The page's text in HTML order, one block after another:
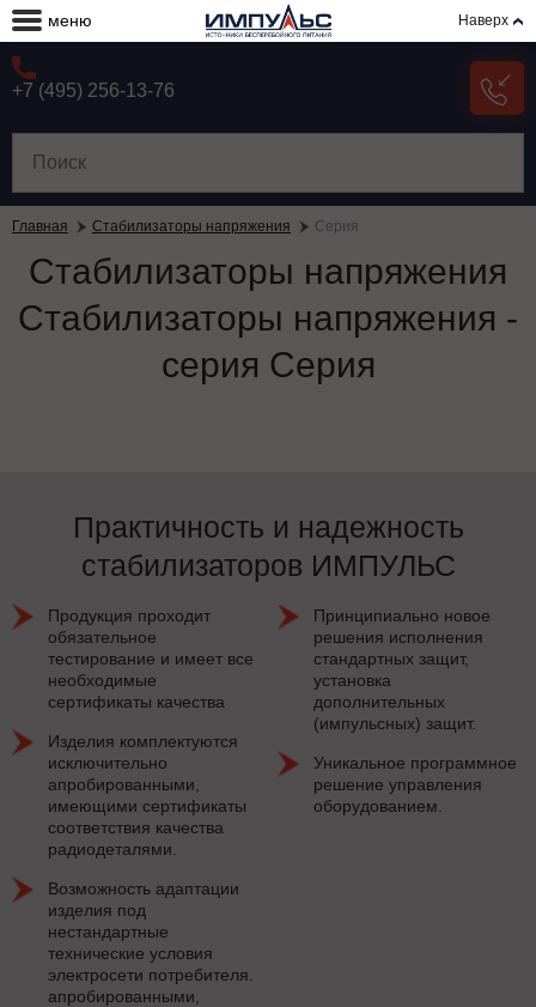
меню Наверх
+7 (495) 256-13-76
Главная Стабилизаторы напряжения Серия
Стабилизаторы напряжения
Стабилизаторы напряжения -
серия Серия
Практичность и надежность
стабилизаторов ИМПУЛЬС
Продукция проходит
обязательное
тестирование и имеет все
необходимые
сертификаты качества
Изделия комплектуются
исключительно
апробированными,
имеющими сертификаты
соответствия качества
радиодеталями.
Возможность адаптации
изделия под
нестандартные
технические условия
электросети потребителя.
апробированными,
Принципиально новое
решения исполнения
стандартных защит,
установка
дополнительных
(импульсных) защит.
Уникальное программное
решение управления
оборудованием.